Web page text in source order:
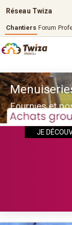
Réseau Twiza
Chantiers Forum
Fournies et
JE